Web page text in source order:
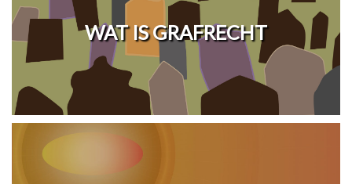
WAT IS GRAFRECHT